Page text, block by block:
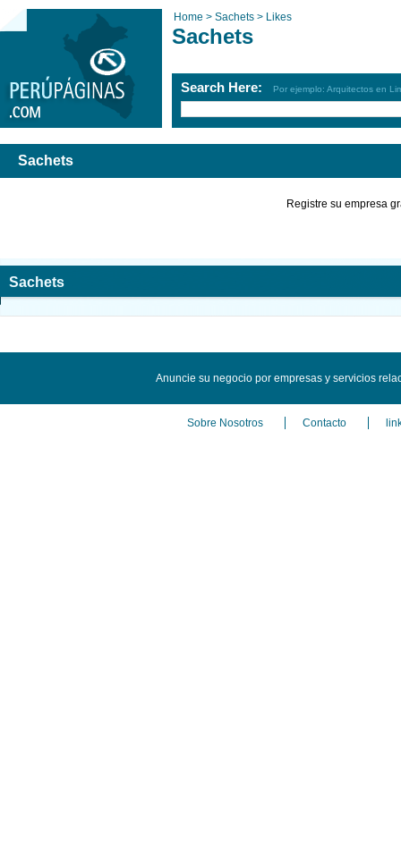
Home > Sachets > Likes
Sachets
Search Here: Por ejemplo: Arquitectos en
Sachets
Registre su empresa
Sachets
Anuncie su negocio por empresas y servicios
Sobre Nosotros Contacto